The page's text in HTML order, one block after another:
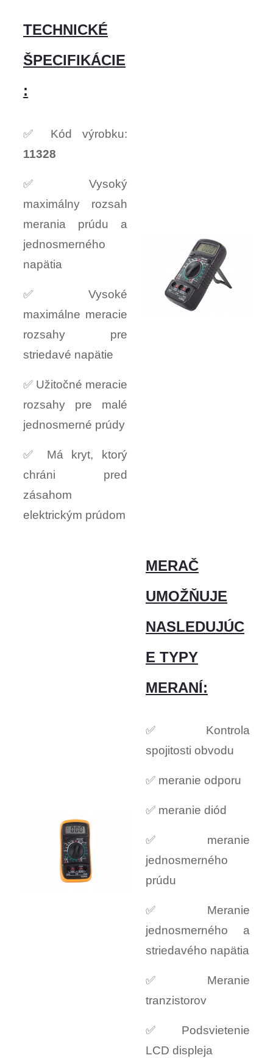
TECHNICKÉ
ŠPECIFIKÁCIE
:
✅ Kód výrobku:
11328
✅ Vysoký
maximálny rozsah
merania prúdu a
jednosmerného
napätia
✅ Vysoké
maximálne meracie
rozsahy pre
striedavé napätie
✅ Užitočné meracie
rozsahy pre malé
jednosmerné prúdy
✅ Má kryt, ktorý
chráni pred
zásahom
elektrickým prúdom
MERAČ
UMOŽŇUJE
NASLEDUJÚC
E TYPY
MERANÍ:
✅ Kontrola
spojitosti obvodu
✅ meranie odporu
✅ meranie diód
✅ meranie
jednosmerného
prúdu
✅ Meranie
jednosmerného a
striedavého napätia
✅ Meranie
tranzistorov
✅ Podsvietenie
LCD displeja